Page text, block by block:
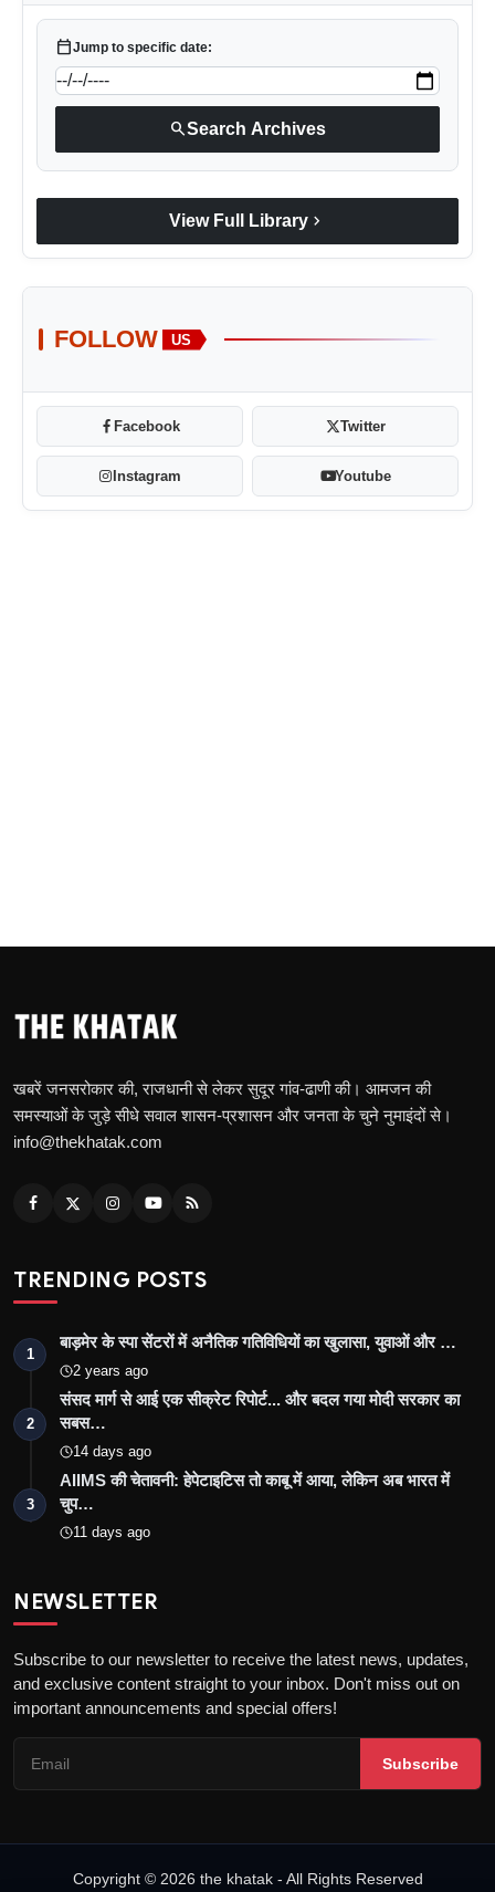
calendar_todayJump to specific date:
searchSearch Archives
View Full Library chevron_right
FOLLOW US
Facebook Twitter
Instagram Youtube
खबरें जनसरोकार की, राजधानी से लेकर सुदूर गांव-ढाणी की। आमजन की
समस्याओं के जुड़े सीधे सवाल शासन-प्रशासन और जनता के चुने नुमाइंदों से।
info@thekhatak.com
TRENDING POSTS
1
बाड़मेर के स्पा सेंटरों में अनैतिक गतिविधियों का खुलासा, युवाओं और …
2 years ago
2
संसद मार्ग से आई एक सीक्रेट रिपोर्ट... और बदल गया मोदी सरकार का
सबस…
14 days ago
3
AIIMS की चेतावनी: हेपेटाइटिस तो काबू में आया, लेकिन अब भारत में
चुप…
11 days ago
NEWSLETTER
Subscribe to our newsletter to receive the latest news, updates,
and exclusive content straight to your inbox. Don't miss out on
important announcements and special offers!
Subscribe
Copyright © 2026 the khatak - All Rights Reserved